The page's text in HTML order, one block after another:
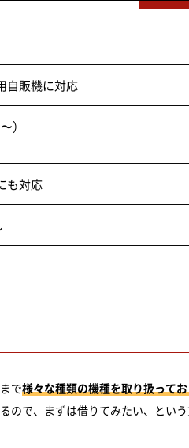
自販機に対応
）
も対応
で様々な種類の機種を取り扱って
ので、まずは借りてみたい、とい